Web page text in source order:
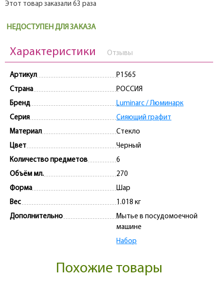
Этот товар заказали 63 раза
НЕДОСТУПЕН ДЛЯ ЗАКАЗА
Характеристики Отзывы
Артикул
P1565
Страна
РОССИЯ
Бренд
Luminarc / Люминарк
Серия
Сияющий графит
Материал
Стекло
Цвет
Черный
Количество предметов
6
Объём мл.
270
Форма
Шар
Вес
1.018 кг
Дополнительно
Мытье в посудомоечной
машине
Набор
Похожие товары